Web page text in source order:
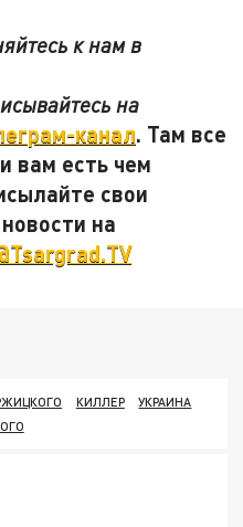
к нам в
на
канал. Там все
вам есть чем
свои
на
КИЛЛЕР
УКРАИНА